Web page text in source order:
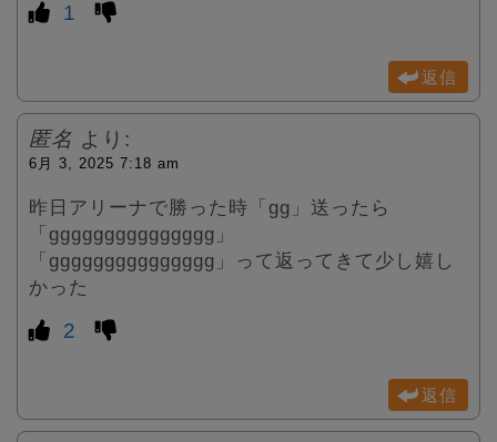
1
返信
匿名 より:
6月 3, 2025 7:18 am
昨日アリーナで勝った時「gg」送ったら
「ggggggggggggggg」
「ggggggggggggggg」って返ってきて少し嬉し
かった
2
返信